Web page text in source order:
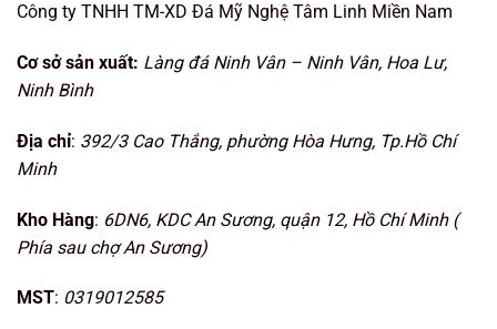
Công ty TNHH TM-XD Đá Mỹ Nghệ Tâm Linh Miền Nam
Cơ sở sản xuất: Làng đá Ninh Vân – Ninh Vân, Hoa Lư,
Ninh Bình
Địa chỉ: 392/3 Cao Thắng, phường Hòa Hưng, Tp.Hồ Chí
Minh
Kho Hàng: 6DN6, KDC An Sương, quận 12, Hồ Chí Minh (
Phía sau chợ An Sương)
MST: 0319012585